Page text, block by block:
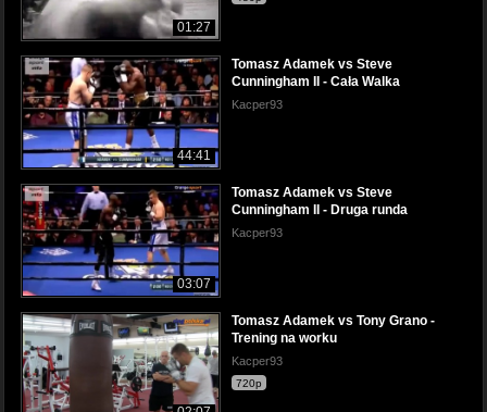
01:27
44:41
Tomasz Adamek vs Steve
Cunningham II - Cała Walka
Kacper93
03:07
Tomasz Adamek vs Steve
Cunningham II - Druga runda
Kacper93
Tomasz Adamek vs Tony Grano -
Trening na worku
Kacper93
720p